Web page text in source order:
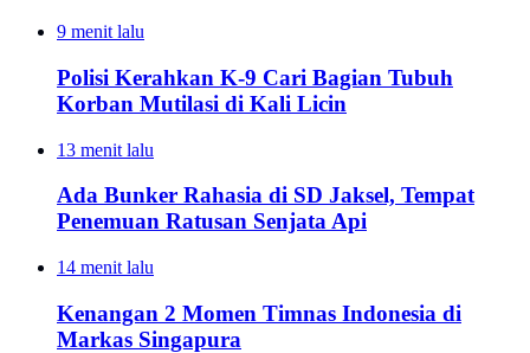
9 menit lalu
Polisi Kerahkan K-9 Cari Bagian Tubuh
Korban Mutilasi di Kali Licin
13 menit lalu
Ada Bunker Rahasia di SD Jaksel, Tempat
Penemuan Ratusan Senjata Api
14 menit lalu
Kenangan 2 Momen Timnas Indonesia di
Markas Singapura